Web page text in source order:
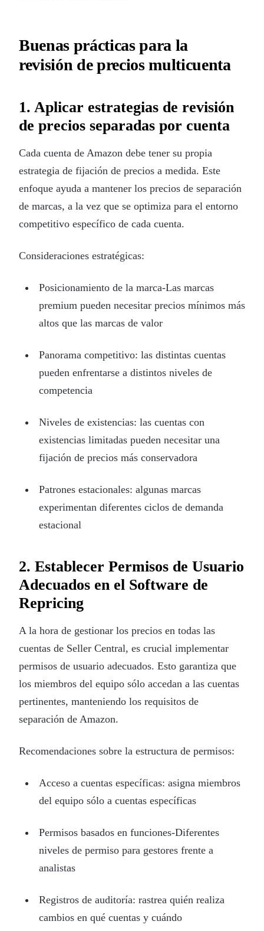
Buenas prácticas para la
revisión de precios multicuenta
1. Aplicar estrategias de revisión
de precios separadas por cuenta
Cada cuenta de Amazon debe tener su propia
estrategia de fijación de precios a medida. Este
enfoque ayuda a mantener los precios de separación
de marcas, a la vez que se optimiza para el entorno
competitivo específico de cada cuenta.
Consideraciones estratégicas:
Posicionamiento de la marca-Las marcas
premium pueden necesitar precios mínimos más
altos que las marcas de valor
Panorama competitivo: las distintas cuentas
pueden enfrentarse a distintos niveles de
competencia
Niveles de existencias: las cuentas con
existencias limitadas pueden necesitar una
fijación de precios más conservadora
Patrones estacionales: algunas marcas
experimentan diferentes ciclos de demanda
estacional
2. Establecer Permisos de Usuario
Adecuados en el Software de
Repricing
A la hora de gestionar los precios en todas las
cuentas de Seller Central, es crucial implementar
permisos de usuario adecuados. Esto garantiza que
los miembros del equipo sólo accedan a las cuentas
pertinentes, manteniendo los requisitos de
separación de Amazon.
Recomendaciones sobre la estructura de permisos:
Acceso a cuentas específicas: asigna miembros
del equipo sólo a cuentas específicas
Permisos basados en funciones-Diferentes
niveles de permiso para gestores frente a
analistas
Registros de auditoría: rastrea quién realiza
cambios en qué cuentas y cuándo